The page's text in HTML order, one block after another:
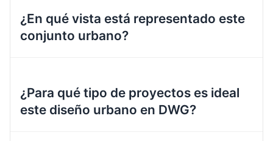
¿En qué vista está representado este
conjunto urbano?
¿Para qué tipo de proyectos es ideal
este diseño urbano en DWG?